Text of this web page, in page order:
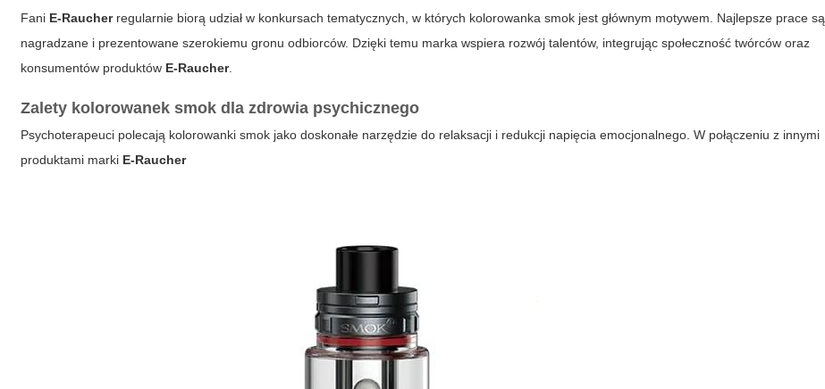
Fani E-Raucherregularnie biorą udział w konkursach tematycznych, w których kolorowanka smok jest głównym motywem. Najlepsze prace są
nagradzane i prezentowane szerokiemu gronu odbiorców. Dzięki temu marka wspiera rozwój talentów, integrując społeczność twórców oraz
konsumentów produktów E-Raucher.
Zalety kolorowanek smok dla zdrowia psychicznego
Psychoterapeuci polecają kolorowanki smok jako doskonałe narzędzie do relaksacji i redukcji napięcia emocjonalnego. W połączeniu z innymi
produktami marki E-Raucher